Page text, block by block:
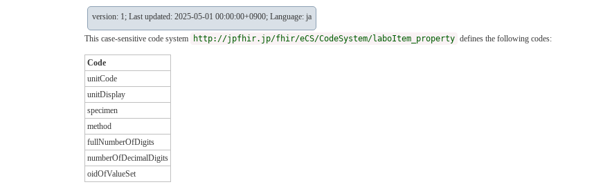
version: 1; Last updated: 2025-05-01 00:00:00+0900; Language: ja
This case-sensitive code system http://jpfhir.jp/fhir/eCS/CodeSystem/laboItem_property defines the following codes:
Code
unitCode
unitDisplay
specimen
method
fullNumberOfDigits
numberOfDecimalDigits
oidOfValueSet